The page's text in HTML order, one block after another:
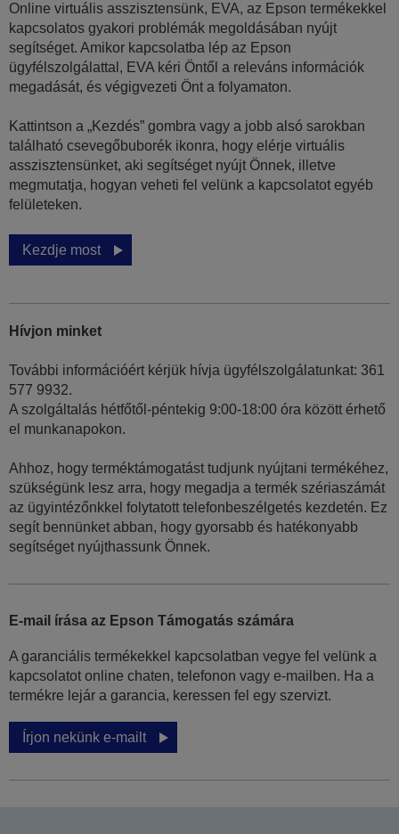
Online virtuális asszisztensünk, EVA, az Epson termékekkel
kapcsolatos gyakori problémák megoldásában nyújt
segítséget. Amikor kapcsolatba lép az Epson
ügyfélszolgálattal, EVA kéri Öntől a releváns információk
megadását, és végigvezeti Önt a folyamaton.
Kattintson a „Kezdés” gombra vagy a jobb alsó sarokban
található csevegőbuborék ikonra, hogy elérje virtuális
asszisztensünket, aki segítséget nyújt Önnek, illetve
megmutatja, hogyan veheti fel velünk a kapcsolatot egyéb
felületeken.
Kezdje most
Hívjon minket
További információért kérjük hívja ügyfélszolgálatunkat: 361
577 9932.
A szolgáltalás hétfőtől-péntekig 9:00-18:00 óra között érhető
el munkanapokon.
Ahhoz, hogy terméktámogatást tudjunk nyújtani termékéhez,
szükségünk lesz arra, hogy megadja a termék szériaszámát
az ügyintézőnkkel folytatott telefonbeszélgetés kezdetén. Ez
segít bennünket abban, hogy gyorsabb és hatékonyabb
segítséget nyújthassunk Önnek.
E-mail írása az Epson Támogatás számára
A garanciális termékekkel kapcsolatban vegye fel velünk a
kapcsolatot online chaten, telefonon vagy e-mailben. Ha a
termékre lejár a garancia, keressen fel egy szervizt.
Írjon nekünk e-mailt